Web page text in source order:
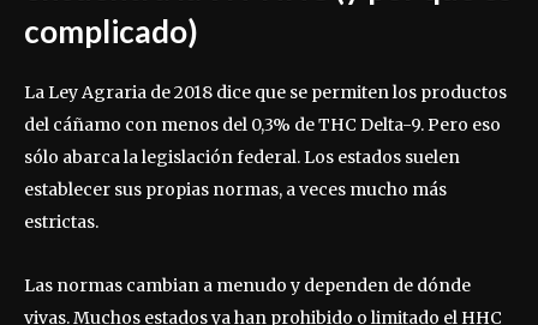
complicado)
La Ley Agraria de 2018 dice que se permiten los productos
del cáñamo con menos del 0,3% de THC Delta-9. Pero eso
sólo abarca la legislación federal. Los estados suelen
establecer sus propias normas, a veces mucho más
estrictas.
Las normas cambian a menudo y dependen de dónde
vivas. Muchos estados ya han prohibido o limitado el HHC